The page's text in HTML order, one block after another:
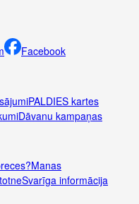
Facebook
PALDIES kartes
Dāvanu kampaņas
Manas
Svarīga informācija